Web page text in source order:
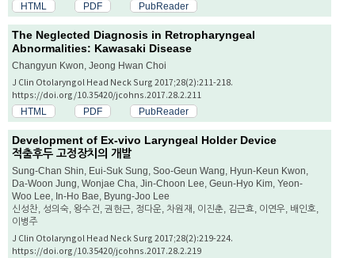
HTML PDF PubReader
The Neglected Diagnosis in Retropharyngeal
Abnormalities: Kawasaki Disease
Changyun Kwon, Jeong Hwan Choi
J Clin Otolaryngol Head Neck Surg 2017;28(2):211-218.
https://doi.org/10.35420/jcohns.2017.28.2.211
HTML PDF PubReader
Development of Ex-vivo Laryngeal Holder Device
적출후두 고정장치의 개발
Sung-Chan Shin, Eui-Suk Sung, Soo-Geun Wang, Hyun-Keun Kwon,
Da-Woon Jung, Wonjae Cha, Jin-Choon Lee, Geun-Hyo Kim, Yeon-
Woo Lee, In-Ho Bae, Byung-Joo Lee
신성찬, 성의숙, 왕수건, 권현근, 정다운, 차원재, 이진춘, 김근효, 이연우, 배인호,
이병주
J Clin Otolaryngol Head Neck Surg 2017;28(2):219-224.
https://doi.org/10.35420/jcohns.2017.28.2.219